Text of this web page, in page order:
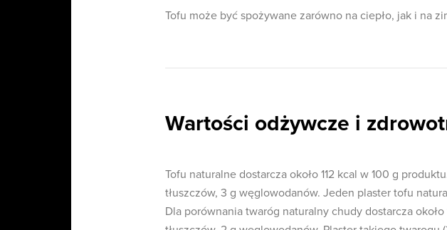
Tofu może być spożywane zarówno na ciepło, jak i na
Wartości odżywcze i
Tofu naturalne dostarcza około 112 kcal w 100 g
tłuszczów, 3 g węglowodanów. Jeden plaster tofu
Dla porównania twaróg naturalny chudy dostarcza około